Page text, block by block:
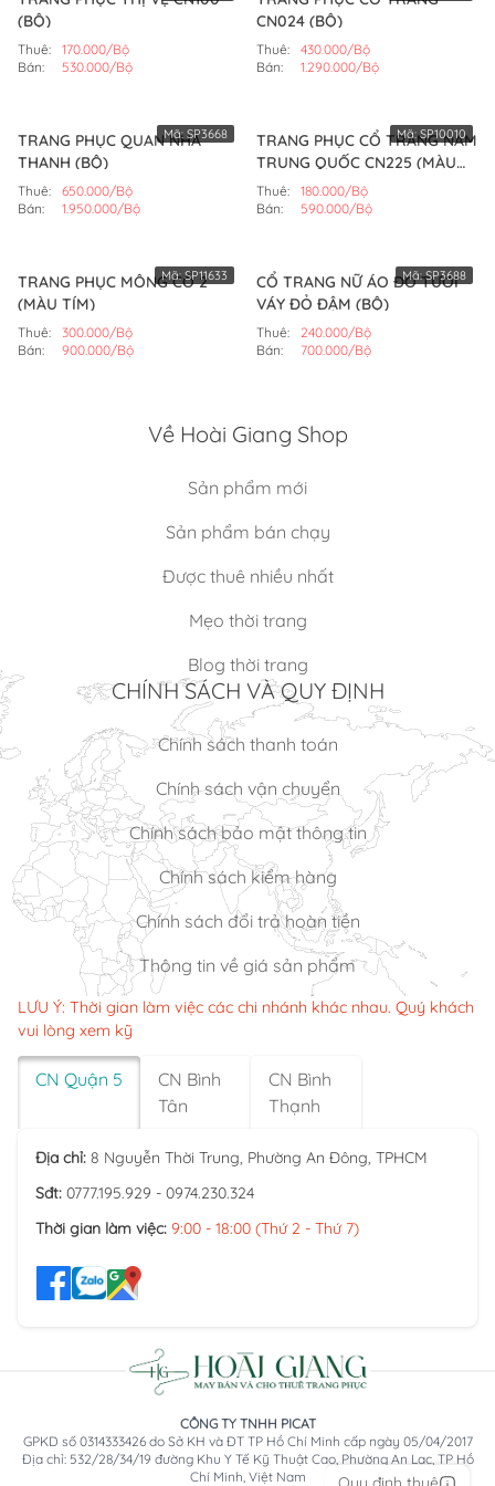
(BỘ)
Thuê:
170.000/Bộ
Bán:
530.000/Bộ
CN024 (BỘ)
Thuê:
430.000/Bộ
Bán:
1.290.000/Bộ
TRANG PHỤC QUAN NHÀ
THANH (BỘ)
Thuê:
650.000/Bộ
Bán:
1.950.000/Bộ
Mã: SP3668
TRANG PHỤC CỔ TRANG NAM
TRUNG QUỐC CN225 (MÀU
ĐEN)
Thuê:
180.000/Bộ
Bán:
590.000/Bộ
Mã:SP10010
TRANG PHỤC MÔNG CỔ 2
(MÀU TÍM)
Thuê:
300.000/Bộ
Bán:
900.000/Bộ
Mã:SP11633
CỔ TRANG NỮ ÁO ĐỎ TƯƠI
VÁY ĐỎ ĐẬM (BỘ)
Thuê:
240.000/Bộ
Bán:
700.000/Bộ
Mã:SP3688
Về Hoài Giang Shop
Sản phẩm mới
Sản phẩm bán chạy
Được thuê nhiều nhất
Mẹo thời trang
Blog thời trang
CHÍNH SÁCH VÀ QUY ĐỊNH
Chính sách thanh toán
Chính sách vận chuyển
Chính sách bảo mật thông tin
Chính sách kiểm hàng
Chính sách đổi trả hoàn tiền
Thông tin về giá sản phẩm
LƯU Ý: Thời gian làm việc các chi nhánh khác nhau. Quý khách
vui lòng xem kỹ
CN Quận 5
CN Bình
Tân
CN Bình
Thạnh
Địa chỉ: 8 Nguyễn Thời Trung, Phường An Đông, TPHCM
Sđt: 0777.195.929 - 0974.230.324
Thời gian làm việc: 9:00 - 18:00 (Thứ 2 - Thứ 7)
CÔNG TY TNHH PICAT
GPKD số 0314333426 do Sở KH và ĐT TP Hồ Chí Minh cấp ngày 05/04/2017
Địa chỉ: 532/28/34/19 đường Khu Y Tế Kỹ Thuật Cao, Phường An Lạc, TP Hồ
Chí Minh, Việt Nam